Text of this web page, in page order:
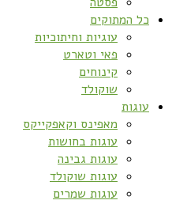
כל המתוקים
עוגיות וחיתוכיות
פאי וטארט
קינוחים
שוקולד
עוגות
מאפינס וקאפקייקס
עוגות בחושות
עוגות גבינה
עוגות שוקולד
עוגות שמרים